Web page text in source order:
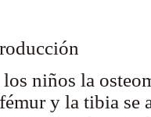
niños la
y la tibia se